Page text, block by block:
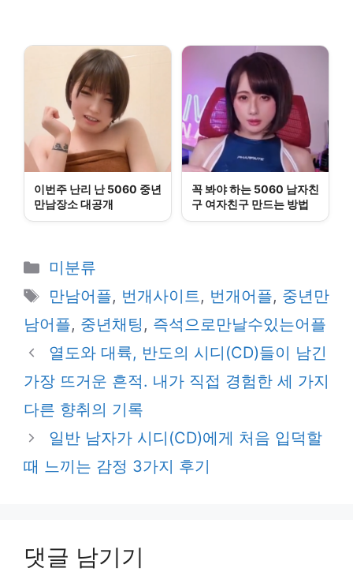
이번주 난리 난 5060 중년
만남장소 대공개
꼭 봐야 하는 5060 남자친
구 여자친구 만드는 방법
카
테
리
미분류
태
그
만남어플, 번개사이트, 번개어플, 중년만
남어플, 중년채팅 , 즉석으로만날수있는어플
열도와 대륙, 반도의 시디(CD)들이 남긴
가장 뜨거운 흔적. 내가 직접 경험한 세 가지
다른 향취의 기록
일반 남자가 시디(CD)에게 처음 입덕할
때 느끼는 감정 3가지 후기
댓글 남기기